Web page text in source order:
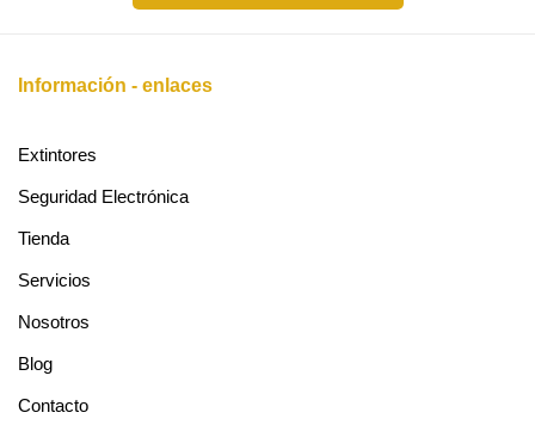
Información - enlaces
Extintores
Seguridad Electrónica
Tienda
Servicios
Nosotros
Blog
Contacto